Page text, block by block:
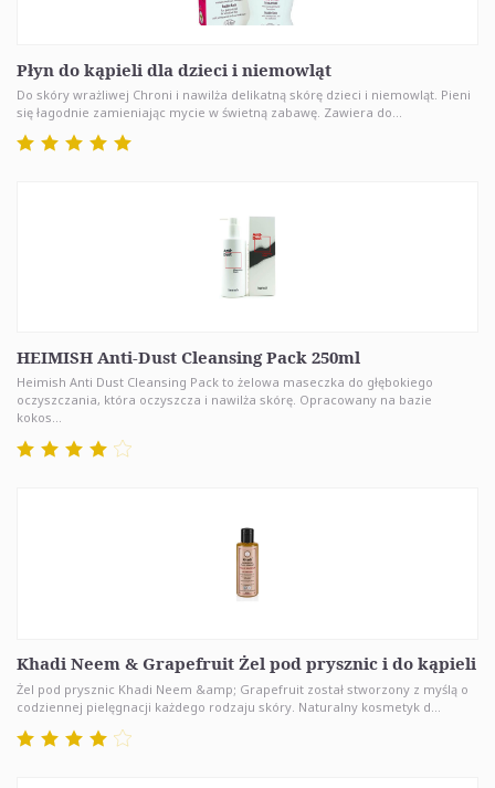
Płyn do kąpieli dla dzieci i niemowląt
Do skóry wrażliwej Chroni i nawilża delikatną skórę dzieci i niemowląt. Pieni
się łagodnie zamieniając mycie w świetną zabawę. Zawiera do...
HEIMISH Anti-Dust Cleansing Pack 250ml
Heimish Anti Dust Cleansing Pack to żelowa maseczka do głębokiego
oczyszczania, która oczyszcza i nawilża skórę. Opracowany na bazie
kokos...
Khadi Neem & Grapefruit Żel pod prysznic i do kąpieli
Żel pod prysznic Khadi Neem &amp; Grapefruit został stworzony z myślą o
codziennej pielęgnacji każdego rodzaju skóry. Naturalny kosmetyk d...